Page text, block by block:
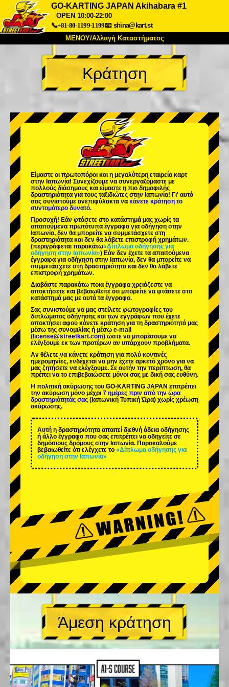
GO-KARTING JAPAN Akihabara #1
OPEN 10:00-22:00
📞+81-80-1199-1199📧 shina@kart.st
ΜΕΝΟΥ/Αλλαγή Καταστήματος
Σχετικά Προδιαγραφές Τιμές
Πρόσβαση Αναφορές Συχνές Ερωτήσεις
Αλλαγή Καταστήματος
Τόκιο Ακίχαμπαρα #1
Τόκιο Ακίχαμπαρα #2
Τόκιο Σιμπούγια Annex Τόκιο Κόλπος
Τόκιο Ασακούσα Οσάκα
Οκινάουα
Κράτηση
Είμαστε οι πρωτοπόροι και η μεγαλύτερη εταιρεία καρτ
στην Ιαπωνία! Συνεχίζουμε να συνεργαζόμαστε με
πολλούς διάσημους και είμαστε η πιο δημοφιλής
δραστηριότητα για τους ταξιδιώτες στην Ιαπωνία! Γι' αυτό
σας συνιστούμε ανεπιφύλακτα να κάνετε κράτηση το
συντομότερο δυνατό.
Προσοχή! Εάν φτάσετε στο κατάστημά μας χωρίς τα
απαιτούμενα πρωτότυπα έγγραφα για οδήγηση στην
Ιαπωνία, δεν θα μπορείτε να συμμετάσχετε στη
δραστηριότητα και δεν θα λάβετε επιστροφή χρημάτων.
(περιγράφεται παρακάτω«Δίπλωμα οδήγησης για
οδήγηση στην Ιαπωνία») Εάν δεν έχετε τα απαιτούμενα
έγγραφα για οδήγηση στην Ιαπωνία, δεν θα μπορείτε να
συμμετάσχετε στη δραστηριότητα και δεν θα λάβετε
επιστροφή χρημάτων.
Διαβάστε παρακάτω ποια έγγραφα χρειάζεστε να
αποκτήσετε και βεβαιωθείτε ότι μπορείτε να φτάσετε στο
κατάστημά μας με αυτά τα έγγραφα.
Σας συνιστούμε να μας στείλετε φωτογραφίες του
διπλώματος οδήγησης και των εγγράφων που έχετε
αποκτήσει αφού κάνετε κράτηση για τη δραστηριότητά μας
μέσω της συνομιλίας ή μέσω e-mail
( license@streetkart.com) ώστε να μπορέσουμε να
ελέγξουμε εκ των προτέρων αν υπάρχουν προβλήματα.
Αν θέλετε να κάνετε κράτηση για πολύ κοντινές
ημερομηνίες, ενδέχεται να μην έχετε αρκετό χρόνο για να
μας ζητήσετε να ελέγξουμε. Σε αυτήν την περίπτωση, θα
πρέπει να το επιβεβαιώσετε μόνοι σας με δική σας ευθύνη.
Η πολιτική ακύρωσης του GO-KARTING JAPAN επιτρέπει
την ακύρωση μόνο μέχρι 7 ημέρες πριν από την ώρα
δραστηριότητάς σας (Ιαπωνική Τυπική Ώρα) χωρίς χρέωση
ακύρωσης.
Αυτή η δραστηριότητα απαιτεί διεθνή άδεια οδήγησης
ή άλλο έγγραφο που σας επιτρέπει να οδηγείτε σε
δημόσιους δρόμους στην Ιαπωνία. Παρακαλούμε
βεβαιωθείτε ότι ελέγχετε το «Δίπλωμα οδήγησης για
οδήγηση στην Ιαπωνία»
Άμεση κράτηση